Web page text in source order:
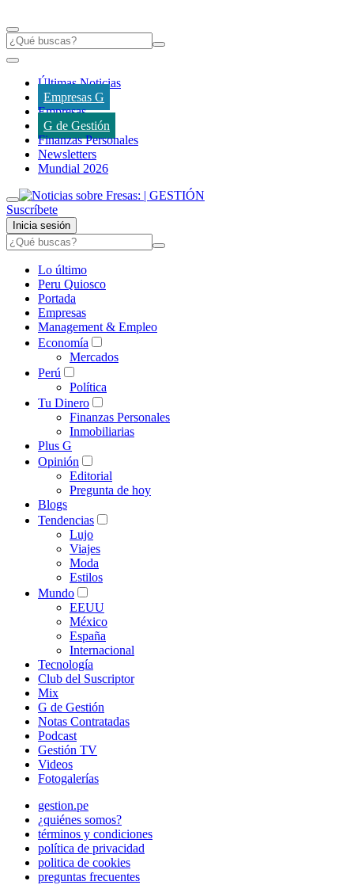
Últimas Noticias
Empresas G
Empresas
G de Gestión
Finanzas Personales
Newsletters
Mundial 2026
Suscríbete
Inicia sesión
Lo último
Peru Quiosco
Portada
Empresas
Management & Empleo
Economía
Mercados
Perú
Política
Tu Dinero
Finanzas Personales
Inmobiliarias
Plus G
Opinión
Editorial
Pregunta de hoy
Blogs
Tendencias
Lujo
Viajes
Moda
Estilos
Mundo
EEUU
México
España
Internacional
Tecnología
Club del Suscriptor
Mix
G de Gestión
Notas Contratadas
Podcast
Gestión TV
Videos
Fotogalerías
gestion.pe
¿quiénes somos?
términos y condiciones
política de privacidad
politica de cookies
preguntas frecuentes